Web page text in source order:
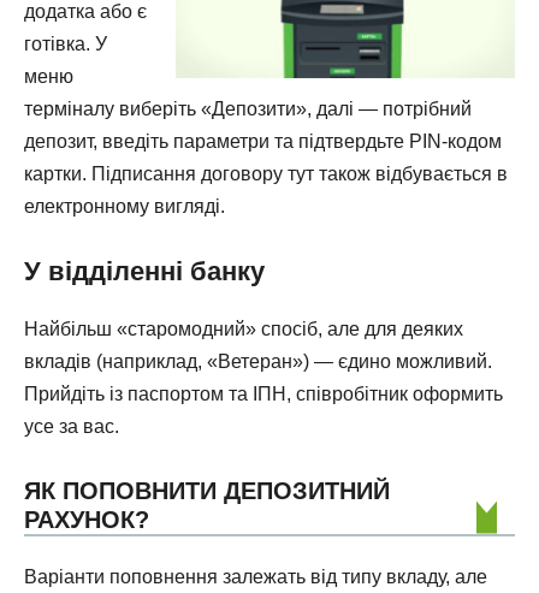
додатка або є
готівка. У
меню
терміналу виберіть «Депозити», далі — потрібний
депозит, введіть параметри та підтвердьте PIN-кодом
картки. Підписання договору тут також відбувається в
електронному вигляді.
У відділенні банку
Найбільш «старомодний» спосіб, але для деяких
вкладів (наприклад, «Ветеран») — єдино можливий.
Прийдіть із паспортом та ІПН, співробітник оформить
усе за вас.
ЯК ПОПОВНИТИ ДЕПОЗИТНИЙ
РАХУНОК?
Варіанти поповнення залежать від типу вкладу, але